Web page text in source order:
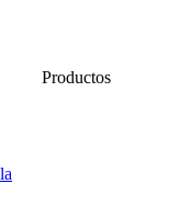
Productos